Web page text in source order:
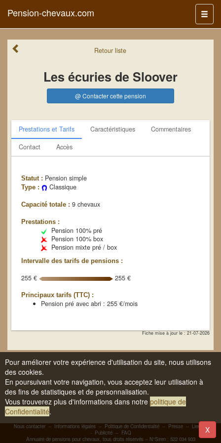
Menu
Pension-chevaux.com
Retourliste
Les écuries de Sloover
@ Contacter cette pension
Prestations et Tarifs Caractéristiques
Commentaires
Contact
Accès
Statut : Pension simple
Type : Classique
Capacité totale : 9 chevaux
Prestations :
Pension 100% pré
Pension 100% box
Pension mixte pré / box
Intervalle des tarifs de pensions :
255 € 255 €
Principaux tarifs (TTC) :
Pension pré avec abri : 255 €/mois
Fiche mise à jour le : 21-07-2026
Nous contacter -- Informations légales -- Politique de Confidentialité -- Presse -- Liens
-
- Publicité-- FAQ
Annuaire de pensions pour chevaux, tous droits réservés -- N°Siren : 522 034 933
Pour améliorer votre expérience d'utilisation du site, nous utilisons
des cookies.
En poursuivant votre navigation, vous acceptez leur utilisation à
des fins de statistiques et de personnalisation.
Vous trouverez plus d'informations dans notre politique de
Confidentialité.
X